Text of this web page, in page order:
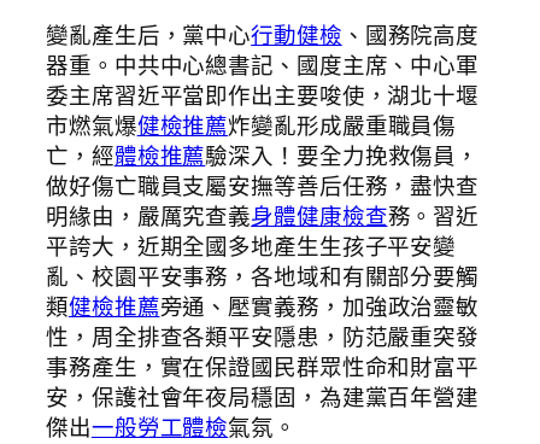
變亂產生后，黨中心行動健檢 、國務院高度
器重。中共中心總書記、國度主席、中心軍
委主席習近平當即作出主要唆使，湖北十堰
市燃氣爆健檢推薦炸變亂形成嚴重職員傷
亡，經體檢推薦驗深入！要全力挽救傷員，
做好傷亡職員支屬安撫等善后任務，盡快查
明緣由，嚴厲究查義身體健康檢查務。習近
平誇大，近期全國多地產生生孩子平安變
亂、校園平安事務，各地域和有關部分要觸
類健檢推薦旁通、壓實義務，加強政治靈敏
性，周全排查各類平安隱患，防范嚴重突發
事務產生，實在保證國民群眾性命和財富平
安，保護社會年夜局穩固，為建黨百年營建
傑出一般勞工體檢氣氛。